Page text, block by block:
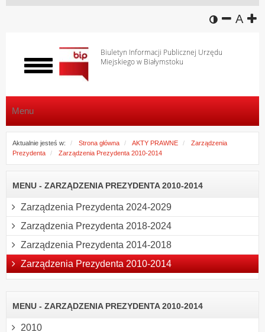
wersja
A
Biuletyn Informacji Publicznej Urzędu
Miejskiego w Białymstoku
Włącz
menu
Menu
Aktualnie jesteś w: Strona główna AKTY PRAWNE
Zarządzenia
Prezydenta
Zarządzenia Prezydenta 2010-2014
MENU - ZARZĄDZENIA PREZYDENTA 2010-2014
Zarządzenia Prezydenta 2024-2029
Zarządzenia Prezydenta 2018-2024
Zarządzenia Prezydenta 2014-2018
Zarządzenia Prezydenta 2010-2014
MENU - ZARZĄDZENIA PREZYDENTA 2010-2014
2010